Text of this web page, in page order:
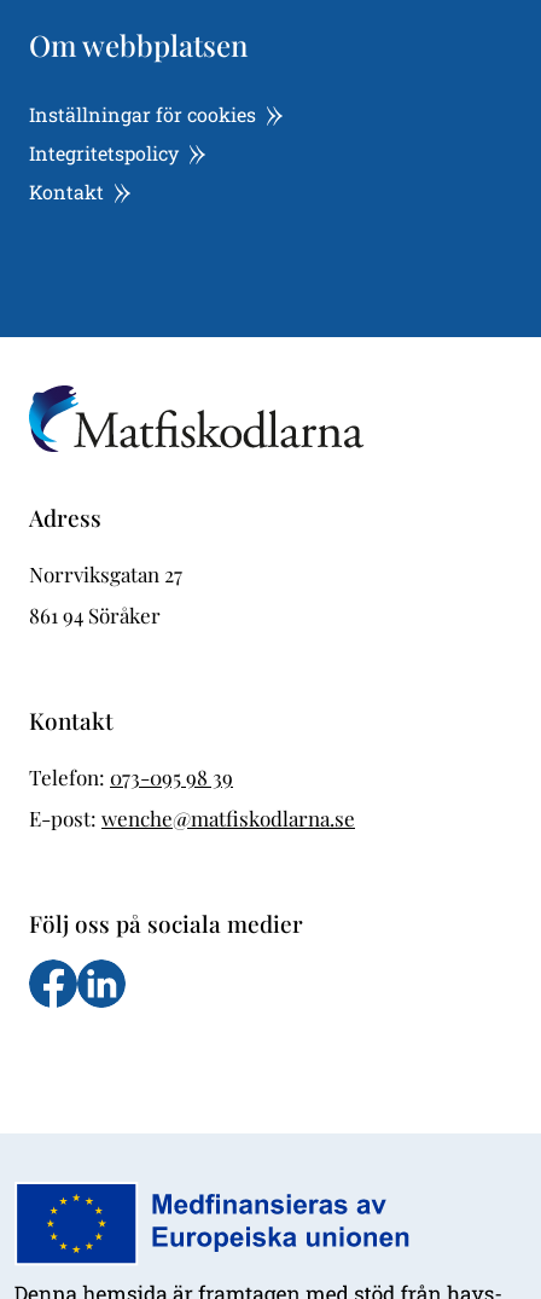
Om webbplatsen
Inställningar för cookies
Integritetspolicy
Kontakt
Adress
Norrviksgatan 27
861 94 Söråker
Kontakt
Telefon: 073-095 98 39
E-post: wenche@matfiskodlarna.se
Följ oss på sociala medier
Följ oss på facebook
Följs oss på LinkedIn